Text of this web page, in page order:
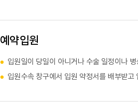
예약입원
입원일이 당일이 아니거나 수술 일정이나
입원수속 창구에서 입원 약정서를 배부받